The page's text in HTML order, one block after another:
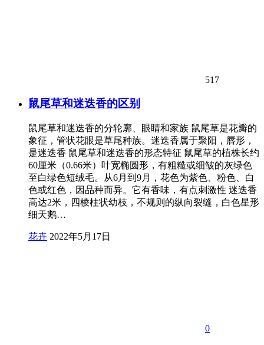
517
鼠尾草和迷迭香的区别
鼠尾草和迷迭香的分轮廓、眼睛和家族 鼠尾草是花瓣的
象征，管状花眼是草尾种族。迷迭香属于聚阳，唇形，
是迷迭香 鼠尾草和迷迭香的形态特征 鼠尾草的植株长约
60厘米（0.66米）叶宽椭圆形，有粗糙或细皱的灰绿色
至白绿色短绒毛。从6月到9月，花色为紫色、粉色、白
色或红色，因品种而异。它有香味，有点刺激性 迷迭香
高达2米，四棱柱状幼枝，不规则的纵向裂缝，白色星形
细天鹅…
花卉 2022年5月17日
0